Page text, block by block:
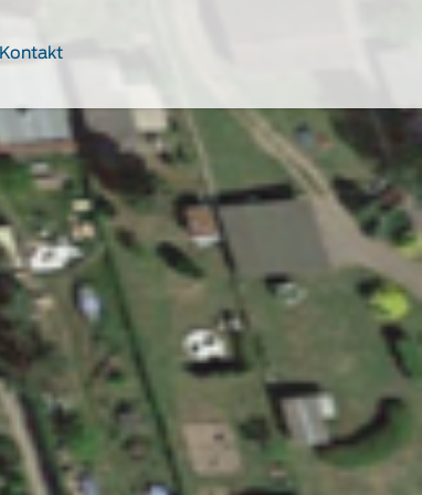
Kontakt